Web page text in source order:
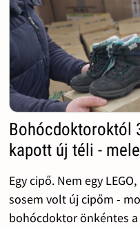
Bohócdoktoroktól
kapott új téli -
Egy cipő. Nem egy
sosem volt új cipőm -
bohócdoktor önkéntes